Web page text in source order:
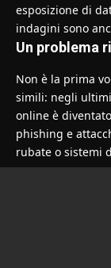
esposizione di
indagini sono
Un problema
Non è la prima
simili: negli
online è
phishing e
rubate o sistemi